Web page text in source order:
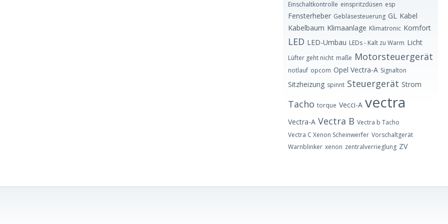
Einschaltkontrolle einspritzdüsen esp
Fensterheber Gebläsesteuerung GL Kabel
Kabelbaum Klimaanlage Klimatronic Komfort
LED LED-Umbau LEDs - Kalt zu Warm Licht
Lüfter geht nicht maße Motorsteuergerät
notlauf opcom Opel Vectra-A Signalton
Sitzheizung spinnt Steuergerät Strom
Tacho torque Vecci-A vectra
Vectra-A Vectra B Vectra b Tacho
Vectra C Xenon Scheinwerfer Vorschaltgerät
Warnblinker xenon zentralverrieglung ZV